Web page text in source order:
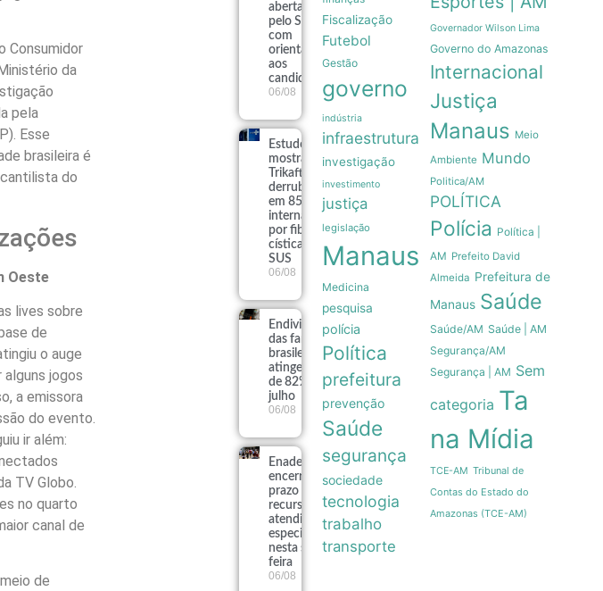
Consumidor
da
pela
Esse
brasileira é
do
Oeste
lives sobre
de
o auge
jogos
a emissora
do evento.
ir além:
TV Globo.
no quarto
canal de
de
abertas
pelo Sine
com
orientações
aos
candidatos
06/08
Estudo
mostra que
Trikafta
derrubou
em 85% as
internações
por fibrose
cística no
SUS
06/08
Endividamento
das famílias
brasileiras
atinge recorde
de 82% em
julho
06/08
Enade 2026
encerra
prazo para
recursos de
atendimento
especializado
nesta sexta-
feira
06/08
Fiscalização
Futebol
Gestão
governo
indústria
infraestrutura
investigação
investimento
justiça
legislação
Manaus
Medicina
pesquisa
polícia
Política
prefeitura
prevenção
Saúde
segurança
sociedade
tecnologia
trabalho
transporte
Governador Wilson Lima
Governo do Amazonas
Internacional
Justiça
Manaus Meio
Ambiente Mundo
Politica/AM
POLÍTICA
Polícia Política |
AM Prefeito David
Almeida Prefeitura de
Manaus Saúde
Saúde/AM Saúde | AM
Segurança/AM
Segurança | AM Sem
categoria Ta
na Mídia
TCE-AM Tribunal de
Contas do Estado do
Amazonas (TCE-AM)